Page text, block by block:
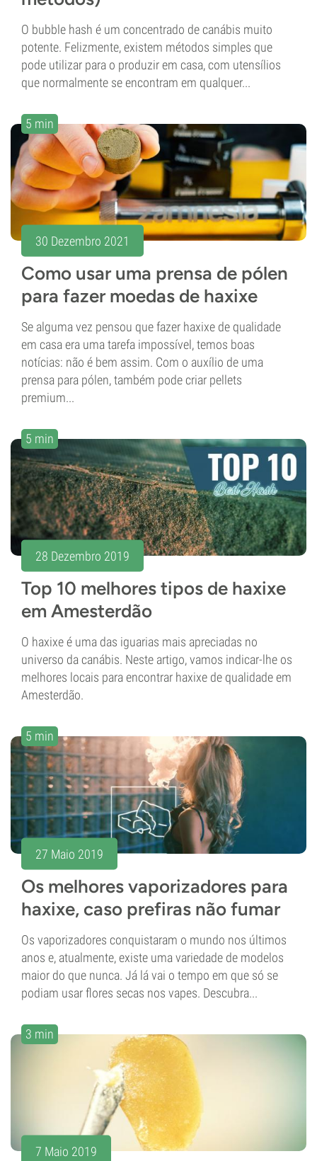
O bubble hash é um concentrado de canábis muito
potente. Felizmente, existem métodos simples que
pode utilizar para o produzir em casa, com utensílios
que normalmente se encontram em qualquer...
5 min
30 Dezembro 2021
Como usar uma prensa de pólen
para fazer moedas de haxixe
Se alguma vez pensou que fazer haxixe de qualidade
em casa era uma tarefa impossível, temos boas
notícias: não é bem assim. Com o auxílio de uma
prensa para pólen, também pode criar pellets
premium...
5 min
28 Dezembro 2019
Top 10 melhores tipos de haxixe
em Amesterdão
O haxixe é uma das iguarias mais apreciadas no
universo da canábis. Neste artigo, vamos indicar-lhe os
melhores locais para encontrar haxixe de qualidade em
Amesterdão.
5 min
27 Maio 2019
Os melhores vaporizadores para
haxixe, caso prefiras não fumar
Os vaporizadores conquistaram o mundo nos últimos
anos e, atualmente, existe uma variedade de modelos
maior do que nunca. Já lá vai o tempo em que só se
podiam usar flores secas nos vapes. Descubra...
3 min
7 Maio 2019